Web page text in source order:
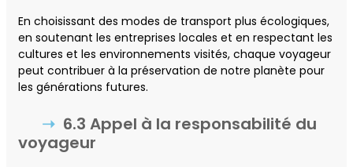
En choisissant des modes de transport plus écologiques,
en soutenant les entreprises locales et en respectant les
cultures et les environnements visités, chaque voyageur
peut contribuer à la préservation de notre planète pour
les générations futures.
6.3 Appel à la responsabilité du
voyageur